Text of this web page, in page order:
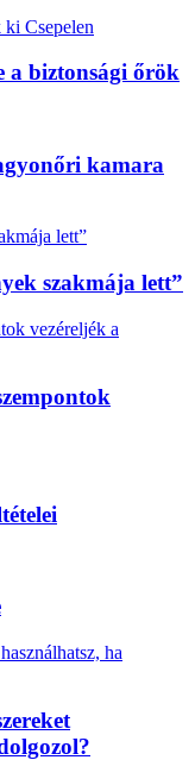
a biztonsági őrök
kamara
szakmája lett”